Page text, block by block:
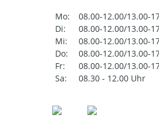
Mo:
08.00-12.00/13.00-
Di:
08.00-12.00/13.00-
Mi:
08.00-12.00/13.00-
Do:
08.00-12.00/13.00-
Fr:
08.00-12.00/13.00-
Sa:
08.30 - 12.00 Uhr